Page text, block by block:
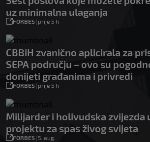
uz minimalna ulaganja
FORBES| prije 5 h
CBBiH zvanično aplicirala za
SEPA području – ovo su
donijeti građanima i privredi
FORBES| prije 5 h
Milijarder i holivudska zvijezda
projektu za spas živog svijeta
FORBES| 5. aug.